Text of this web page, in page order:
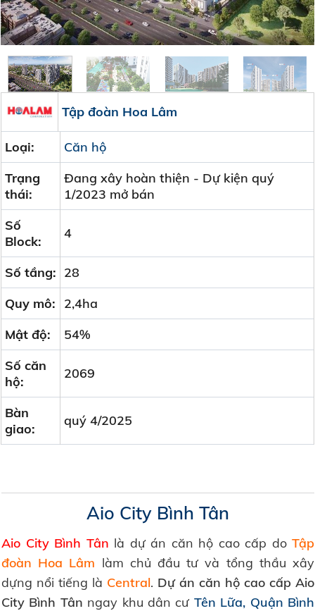
Tập đoàn Hoa Lâm
Loại:
Căn hộ
Trạng
thái:
Đang xây hoàn thiện - Dự kiện quý
1/2023 mở bán
Số
Block:
4
Số tầng: 28
Quy mô:
2,4ha
Mật độ:
54%
Số căn
hộ:
2069
Bàn
giao:
quý 4/2025
Aio City Bình Tân
Aio City Bình Tân là dự án căn hộ cao cấp do Tập
đoàn Hoa Lâm làm chủ đầu tư và tổng thầu xây
dựng nổi tiếng là Central. Dự án căn hộ cao cấp Aio
City Bình Tân ngay khu dân cư Tên Lữa, Quận Bình